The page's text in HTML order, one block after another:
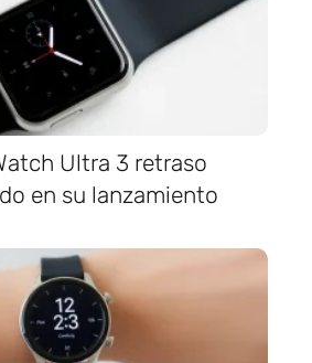
Ultra 3 retraso
en su lanzamiento